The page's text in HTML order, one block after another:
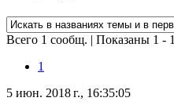
Всего 1 сообщ. | Показаны 1 - 1
1
5 июн. 2018 г., 16:35:05